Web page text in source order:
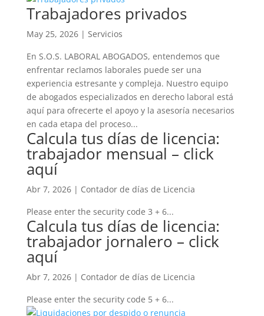
Trabajadores privados
May 25, 2026| Servicios
En S.O.S. LABORAL ABOGADOS, entendemos que
enfrentar reclamos laborales puede ser una
experiencia estresante y compleja. Nuestro equipo
de abogados especializados en derecho laboral está
aquí para ofrecerte el apoyo y la asesoría necesarios
en cada etapa del proceso...
Calcula tus días de licencia:
trabajador mensual – click
aquí
Abr 7, 2026| Contador de días de Licencia
Please enter the security code 3 + 6...
Calcula tus días de licencia:
trabajador jornalero – click
aquí
Abr 7, 2026| Contador de días de Licencia
Please enter the security code 5 + 6...